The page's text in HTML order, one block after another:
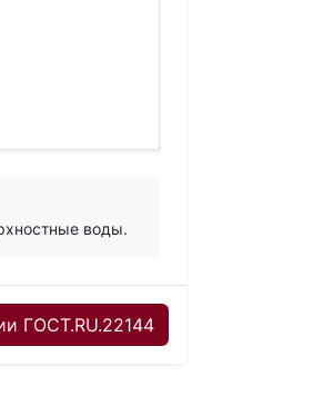
воды.
ГОСТ.RU.22144